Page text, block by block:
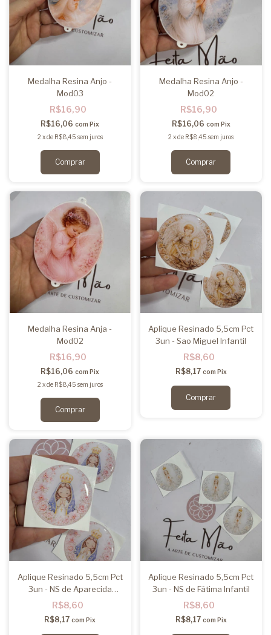
Medalha Resina Anjo -
Mod03
R$16,90
R$16,06com Pix
2 xde R$8,45 sem juros
Medalha Resina Anjo -
Mod02
R$16,90
R$16,06 com Pix
2 xde R$8,45 sem juros
Medalha Resina Anja -
Mod02
R$16,90
R$16,06com Pix
2 xde R$8,45 sem juros
Aplique Resinado 5,5cm Pct
3un - Sao Miguel Infantil
R$8,60
R$8,17 com Pix
Aplique Resinado 5,5cm Pct
3un - NS de Aparecida
Infantil
R$8,60
R$8,17com Pix
Aplique Resinado 5,5cm Pct
3un - NS de Fátima Infantil
R$8,60
R$8,17 com Pix